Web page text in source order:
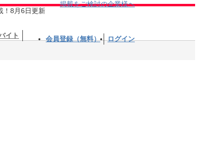
！8月6日更新
掲載をご検討の企業様へ
イト 会員登録（無料） ログイン